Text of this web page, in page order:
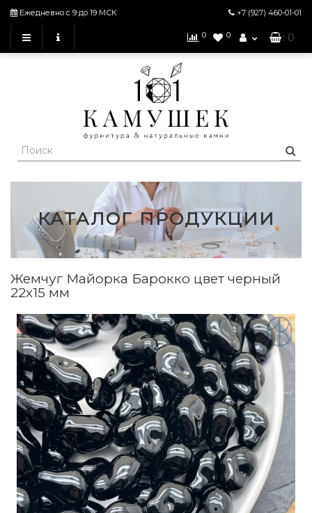
Ежедневно с 9 до 19 МСК +7 (927) 460-01-01
0 0 : 0
КАТАЛОГ ПРОДУКЦИИ
Жемчуг Майорка Барокко цвет черный
22х15 мм